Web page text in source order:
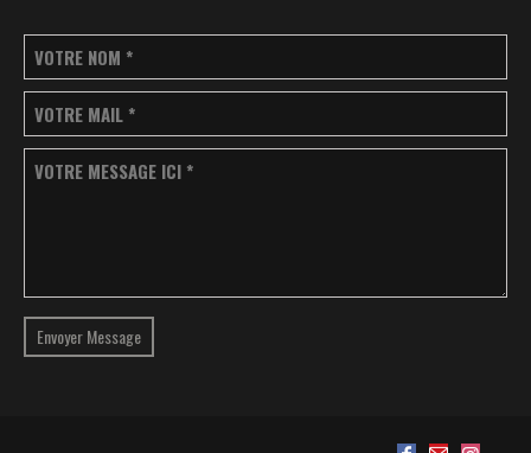
VOTRE NOM *
VOTRE MAIL *
VOTRE MESSAGE ICI *
Envoyer Message